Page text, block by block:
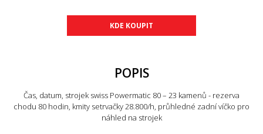
KDE KOUPIT
POPIS
Čas, datum, strojek swiss Powermatic 80 – 23 kamenů - rezerva
chodu 80 hodin, kmity setrvačky 28.800/h, průhledné zadní víčko pro
náhled na strojek